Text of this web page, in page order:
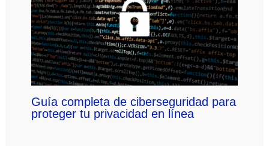
Guía completa de ciberseguridad para
proteger tu privacidad en línea